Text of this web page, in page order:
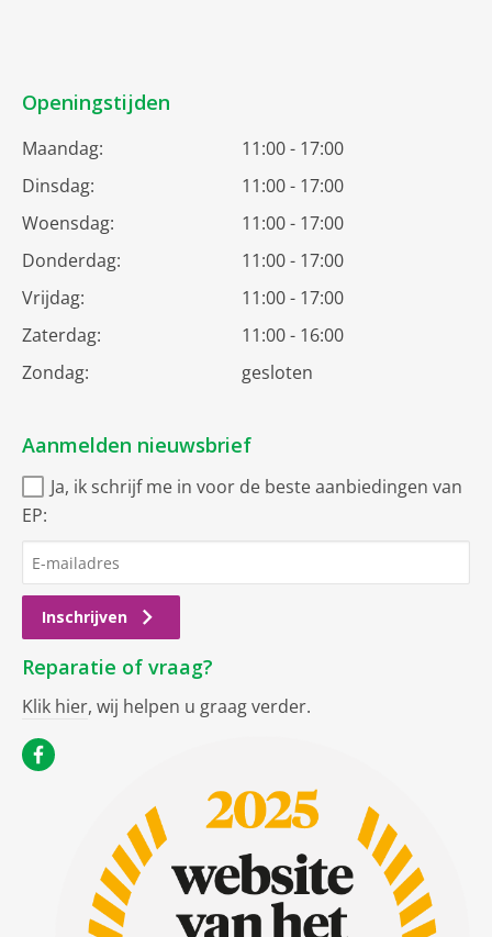
Openingstijden
Maandag:
11:00 - 17:00
Dinsdag:
11:00 - 17:00
Woensdag:
11:00 - 17:00
Donderdag:
11:00 - 17:00
Vrijdag:
11:00 - 17:00
Zaterdag:
11:00 - 16:00
Zondag:
gesloten
Aanmelden nieuwsbrief
Ja, ik schrijf me in voor de beste aanbiedingen van
EP:
Inschrijven
Reparatie of vraag?
Klik hier, wij helpen u graag verder.